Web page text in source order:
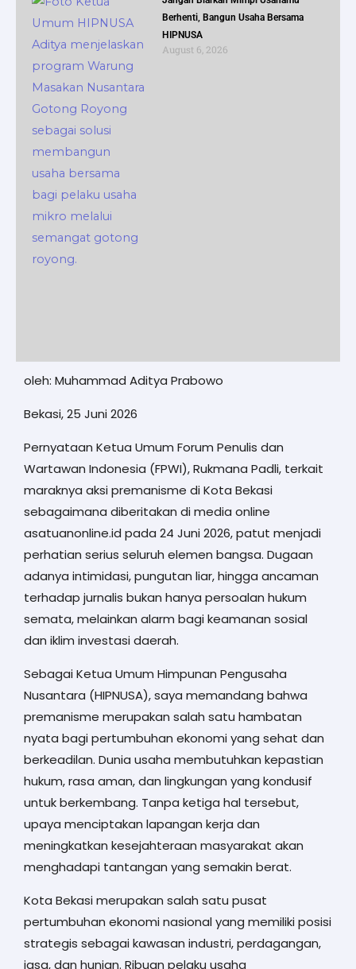
Berhenti, Bangun Usaha Bersama
HIPNUSA
August 6, 2026
oleh: Muhammad Aditya Prabowo
Bekasi, 25 Juni 2026
Pernyataan Ketua Umum Forum Penulis dan
Wartawan Indonesia (FPWI), Rukmana Padli, terkait
maraknya aksi premanisme di Kota Bekasi
sebagaimana diberitakan di media online
asatuanonline.id pada 24 Juni 2026, patut menjadi
perhatian serius seluruh elemen bangsa. Dugaan
adanya intimidasi, pungutan liar, hingga ancaman
terhadap jurnalis bukan hanya persoalan hukum
semata, melainkan alarm bagi keamanan sosial
dan iklim investasi daerah.
Sebagai Ketua Umum Himpunan Pengusaha
Nusantara (HIPNUSA), saya memandang bahwa
premanisme merupakan salah satu hambatan
nyata bagi pertumbuhan ekonomi yang sehat dan
berkeadilan. Dunia usaha membutuhkan kepastian
hukum, rasa aman, dan lingkungan yang kondusif
untuk berkembang. Tanpa ketiga hal tersebut,
upaya menciptakan lapangan kerja dan
meningkatkan kesejahteraan masyarakat akan
menghadapi tantangan yang semakin berat.
Kota Bekasi merupakan salah satu pusat
pertumbuhan ekonomi nasional yang memiliki posisi
strategis sebagai kawasan industri, perdagangan,
jasa, dan hunian. Ribuan pelaku usaha